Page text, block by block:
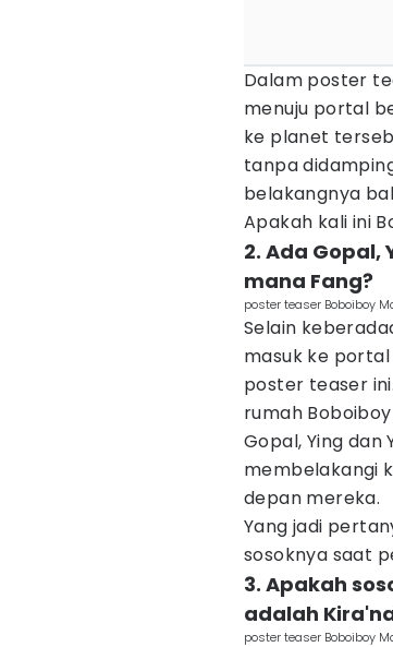
Dalam poster
menuju portal
ke planet
tanpa
belakangnya
Apakah kali ini
2. Ada
mana Fang?
poster teaser Boboiboy
Selain
masuk ke
poster teaser
rumah
Gopal, Ying
membelakangi
depan mereka.
Yang jadi
sosoknya saat
3. Apakah
adalah
poster teaser Boboiboy